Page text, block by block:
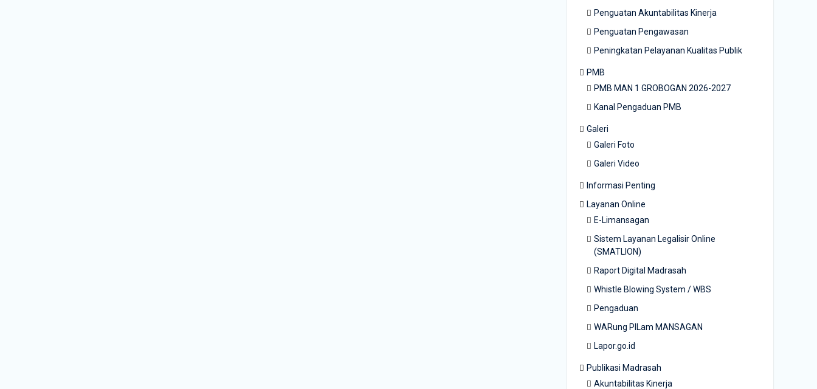
Penguatan Akuntabilitas Kinerja
Penguatan Pengawasan
Peningkatan Pelayanan Kualitas Publik
PMB
PMB MAN 1 GROBOGAN 2026-2027
Kanal Pengaduan PMB
Galeri
Galeri Foto
Galeri Video
Informasi Penting
Layanan Online
E-Limansagan
Sistem Layanan Legalisir Online
(SMATLION)
Raport Digital Madrasah
Whistle Blowing System / WBS
Pengaduan
WARung PILam MANSAGAN
Lapor.go.id
Publikasi Madrasah
Akuntabilitas Kinerja